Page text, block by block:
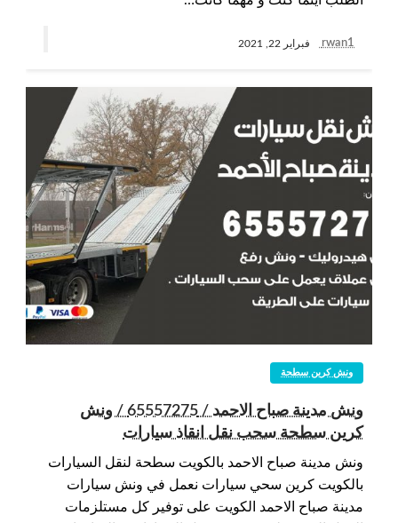
rwan1 فبراير 22, 2021
ونش كرين سطحة
ونش مدينة صباح الاحمد / 65557275 / ونش
كرين سطحة سحب نقل انقاذ سيارات
ونش مدينة صباح الاحمد بالكويت سطحة لنقل السيارات
بالكويت كرين سحي سيارات نعمل في ونش سيارات
مدينة صباح الاحمد الكويت على توفير كل مستلزمات